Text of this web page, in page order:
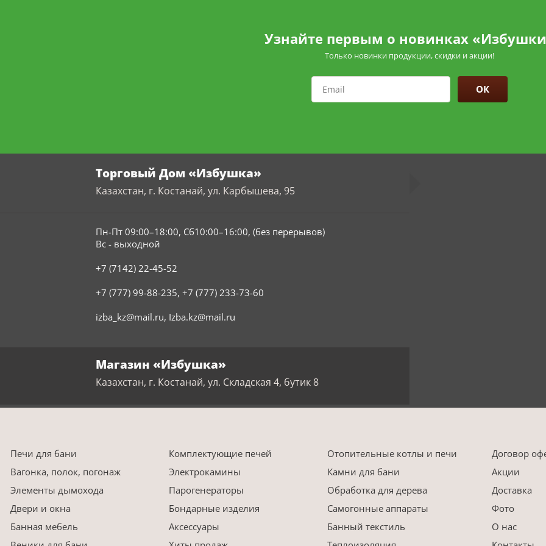
Узнайте первым о новинках
Только новинки продукции, скидки и акции!
ОК
Торговый Дом «Избушка»
Казахстан, г. Костанай, ул. Карбышева, 95
Пн-Пт 09:00–18:00, Сб10:00–16:00, (без перерывов)
Вс - выходной
+7 (7142) 22-45-52
+7 (777) 99-88-235, +7 (777) 233-73-60
izba_kz@mail.ru, Izba.kz@mail.ru
Магазин «Избушка»
Казахстан, г. Костанай, ул. Складская 4, бутик 8
Печи для бани Комплектующие печей
Отопительные котлы и печи
Вагонка, полок, погонаж
Электрокамины
Камни для бани
Элементы дымохода
Парогенераторы
Обработка для дерева
Двери и окна
Бондарные изделия
Самогонные аппараты
Банная мебель
Аксессуары
Банный текстиль
Договор
Акции
Доставка
Фото
О нас